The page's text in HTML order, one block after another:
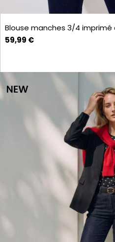
Blouse manches 3/4
59,99 €